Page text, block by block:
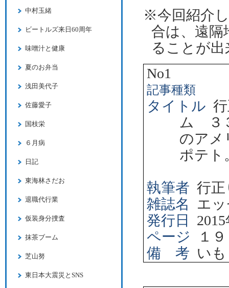
※今回紹介
合は、遠隔
ることが
No1
記事種類
タイトル
ム ３
のアメ
ポテト
執筆者 行正
雑誌名
エ
発行日
2015
ページ
１
備 考 い
中村玉緒
ビートルズ来日60周年
味噌汁と健康
夏のお弁当
浅田美代子
佐藤愛子
国枝栄
６月病
日記
東海林さだお
退職代行業
仮装身分捜査
抹茶ブーム
芝山努
東日本大震災とSNS